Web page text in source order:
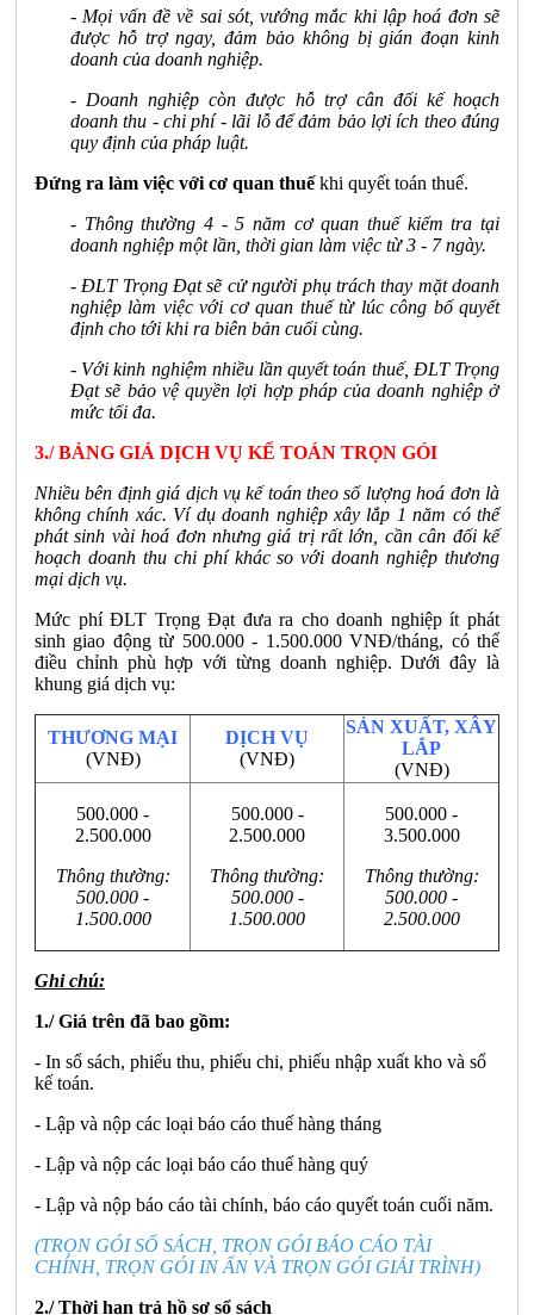
- Mọi vấn đề về sai sót, vướng mắc khi lập hoá đơn sẽ
được hỗ trợ ngay, đảm bảo không bị gián đoạn kinh
doanh của doanh nghiệp.
- Doanh nghiệp còn được hỗ trợ cân đối kế hoạch
doanh thu - chi phí - lãi lỗ để đảm bảo lợi ích theo đúng
quy định của pháp luật.
Đứng ra làm việc với cơ quan thuếkhi quyết toán thuế.
- Thông thường 4 - 5 năm cơ quan thuế kiểm tra tại
doanh nghiệp một lần, thời gian làm việc từ 3 - 7 ngày.
- ĐLT Trọng Đạt sẽ cử người phụ trách thay mặt doanh
nghiệp làm việc với cơ quan thuế từ lúc công bố quyết
định cho tới khi ra biên bản cuối cùng.
- Với kinh nghiệm nhiều lần quyết toán thuế, ĐLT Trọng
Đạt sẽ bảo vệ quyền lợi hợp pháp của doanh nghiệp ở
mức tối đa.
3./ BẢNG GIÁ DỊCH VỤ KẾ TOÁN TRỌN GÓI
Nhiều bên định giá dịch vụ kế toán theo số lượng hoá đơn là
không chính xác. Ví dụ doanh nghiệp xây lắp 1 năm có thể
phát sinh vài hoá đơn nhưng giá trị rất lớn, cần cân đối kế
hoạch doanh thu chi phí khác so với doanh nghiệp thương
mại dịch vụ.
Mức phí ĐLT Trọng Đạt đưa ra cho doanh nghiệp ít phát
sinh giao động từ 500.000 - 1.500.000 VNĐ/tháng, có thể
điều chỉnh phù hợp với từng doanh nghiệp. Dưới đây là
khung giá dịch vụ:
THƯƠNG MẠI
(VNĐ)
DỊCH VỤ
(VNĐ)
SẢN XUẤT, XÂY
LẮP
(VNĐ)
500.000 -
2.500.000
Thông thường:
500.000 -
1.500.000
500.000 -
2.500.000
Thông thường:
500.000 -
1.500.000
500.000 -
3.500.000
Thông thường:
500.000 -
2.500.000
Ghi chú:
1./ Giá trên đã bao gồm:
- In sổ sách, phiếu thu, phiếu chi, phiếu nhập xuất kho và sổ
kế toán.
- Lập và nộp các loại báo cáo thuế hàng tháng
- Lập và nộp các loại báo cáo thuế hàng quý
- Lập và nộp báo cáo tài chính, báo cáo quyết toán cuối năm.
(TRỌN GÓI SỔ SÁCH, TRỌN GÓI BÁO CÁO TÀI
CHÍNH, TRỌN GÓI IN ẤN VÀ TRỌN GÓI GIẢI TRÌNH)
2./ Thời hạn trả hồ sơ sổ sách